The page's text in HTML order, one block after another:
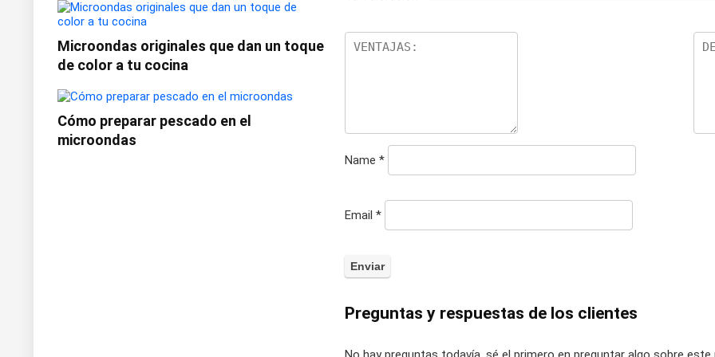
Name *
Email *
Preguntas y respuestas de los clientes
Microondas originales que dan un toque
de color a tu cocina
Cómo preparar pescado en el
microondas